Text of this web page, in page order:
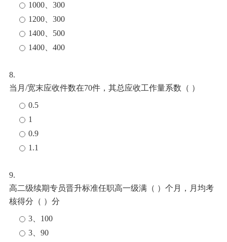
1000、300
1200、300
1400、500
1400、400
8.
当月 /宽末应收件数在70件，其总应收工作量系数（ ）
0.5
1
0.9
1.1
9.
高二级续期专员晋升标准任职高一级满（ ）个月，月均考
核得分（ ）分
3、100
3、90